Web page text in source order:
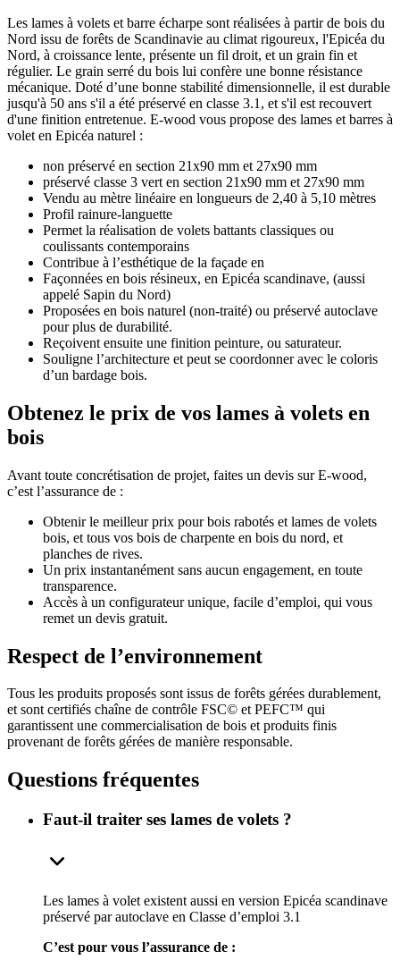
Les lames à volets et barre écharpe sont réalisées à partir de bois du
Nord issu de forêts de Scandinavie au climat rigoureux, l'Epicéa du
Nord, à croissance lente, présente un fil droit, et un grain fin et
régulier. Le grain serré du bois lui confère une bonne résistance
mécanique. Doté d’une bonne stabilité dimensionnelle, il est durable
jusqu'à 50 ans s'il a été préservé en classe 3.1, et s'il est recouvert
d'une finition entretenue. E-wood vous propose des lames et barres à
volet en Epicéa naturel :
non préservé en section 21x90 mm et 27x90 mm
préservé classe 3 vert en section 21x90 mm et 27x90 mm
Vendu au mètre linéaire en longueurs de 2,40 à 5,10 mètres
Profil rainure-languette
Permet la réalisation de volets battants classiques ou
coulissants contemporains
Contribue à l’esthétique de la façade en
Façonnées en bois résineux, en Epicéa scandinave, (aussi
appelé Sapin du Nord)
Proposées en bois naturel (non-traité) ou préservé autoclave
pour plus de durabilité.
Reçoivent ensuite une finition peinture, ou saturateur.
Souligne l’architecture et peut se coordonner avec le coloris
d’un bardage bois.
Obtenez le prix de vos lames à volets en
bois
Avant toute concrétisation de projet, faites un devis sur E-wood,
c’est l’assurance de :
Obtenir le meilleur prix pour bois rabotés et lames de volets
bois, et tous vos bois de charpente en bois du nord, et
planches de rives.
Un prix instantanément sans aucun engagement, en toute
transparence.
Accès à un configurateur unique, facile d’emploi, qui vous
remet un devis gratuit.
Respect de l’environnement
Tous les produits proposés sont issus de forêts gérées durablement,
et sont certifiés chaîne de contrôle FSC© et PEFC™ qui
garantissent une commercialisation de bois et produits finis
provenant de forêts gérées de manière responsable.
Questions fréquentes
Faut-il traiter ses lames de volets ?
Les lames à volet existent aussi en version Epicéa scandinave
préservé par autoclave en Classe d’emploi 3.1
C’est pour vous l’assurance de :